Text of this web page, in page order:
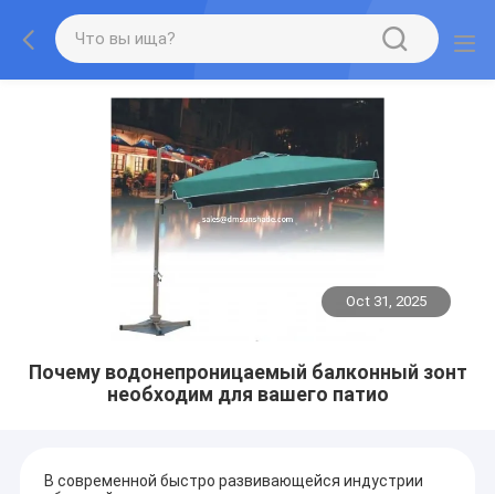
Oct 31, 2025
Почему водонепроницаемый балконный зонт
необходим для вашего патио
В современной быстро развивающейся индустрии